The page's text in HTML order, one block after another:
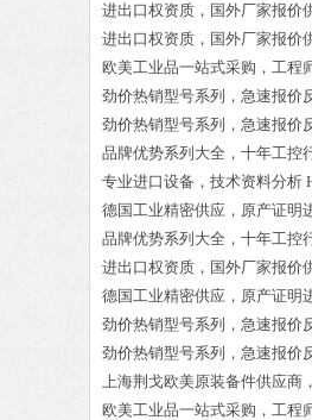
进出口权资质，国外厂家报价
进出口权资质，国外厂家报价
欧美工业品一站式采购，工程
劲价热销型号系列，急速报价
劲价热销型号系列，急速报价
品牌优势系列大全，十年工控
专业进口设备，技术资料分析
德国工业精密供应，原产证明
品牌优势系列大全，十年工控
进出口权资质，国外厂家报价
德国工业精密供应，原产证明
劲价热销型号系列，急速报价
劲价热销型号系列，急速报价
上海荆戈欧美原装备件供应商
欧美工业品一站式采购，工程